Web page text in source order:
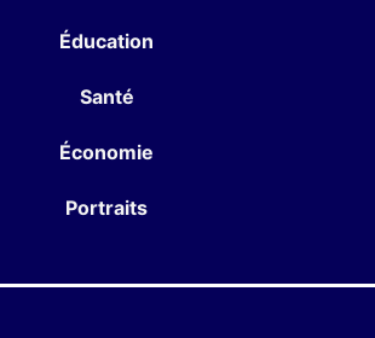
Éducation
Santé
Économie
Portraits